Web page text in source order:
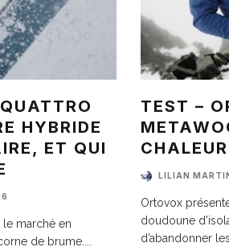
HYBRIDE
ET QUI
le marché en
de brume.
TEST –
CHALEUR
LILIAN
Ortovox
doudoune
d’abandonner